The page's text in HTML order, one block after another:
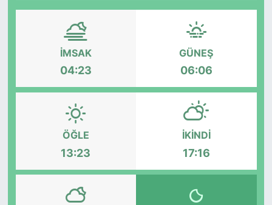
İMSAK
04:23
GÜNEŞ
06:06
ÖĞLE
13:23
İKINDI
17:16